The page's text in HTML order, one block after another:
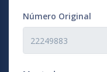
Número Original